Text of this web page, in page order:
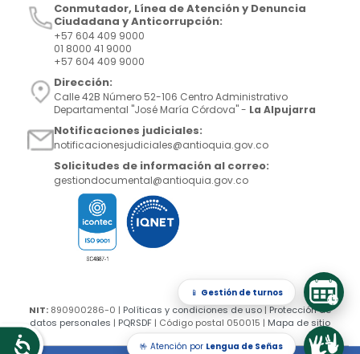
📱 Gestión de turnos
🤟 Atención por Lengua de Señas
Conmutador, Línea de Atención y Denuncia
Ciudadana y Anticorrupción:
+57 604 409 9000
01 8000 41 9000
+57 604 409 9000
Dirección:
Calle 42B Número 52-106 Centro Administrativo
Departamental "José María Córdova" - La Alpujarra
Notificaciones judiciales:
notificacionesjudiciales@antioquia.gov.co
Solicitudes de información al correo:
gestiondocumental@antioquia.gov.co
NIT: 890900286-0 | Políticas y condiciones de uso | Protección de
datos personales | PQRSDF | Código postal 050015 | Mapa de sitio